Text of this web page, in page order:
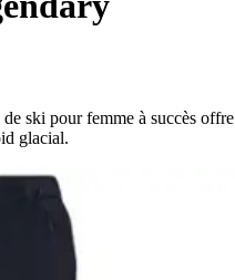
ski pour femme à succès offre
glacial.